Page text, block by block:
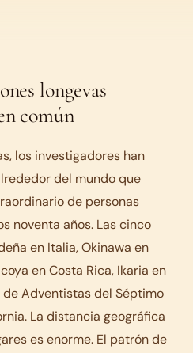
longevas
común
los investigadores han
del mundo que
de personas
noventa años. Las cinco
en Italia, Okinawa en
en Costa Rica, Ikaria en
Adventistas del Séptimo
La distancia geográfica
es enorme. El patrón de